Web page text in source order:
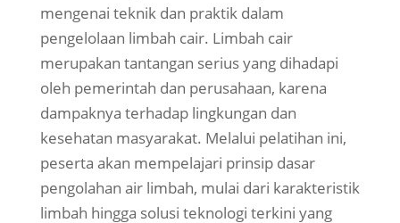
mengenai teknik dan praktik dalam
pengelolaan limbah cair. Limbah cair
merupakan tantangan serius yang dihadapi
oleh pemerintah dan perusahaan, karena
dampaknya terhadap lingkungan dan
kesehatan masyarakat. Melalui pelatihan ini,
peserta akan mempelajari prinsip dasar
pengolahan air limbah, mulai dari karakteristik
limbah hingga solusi teknologi terkini yang